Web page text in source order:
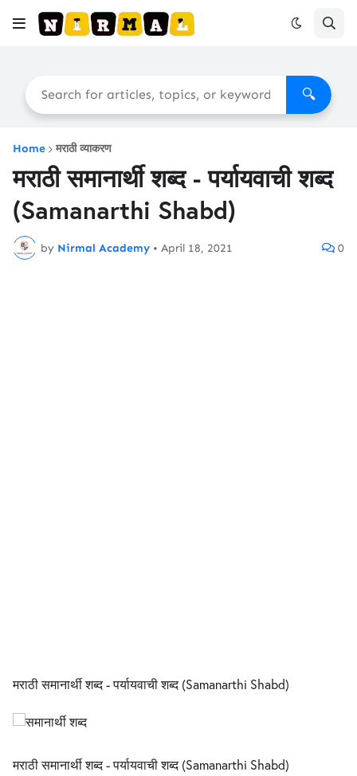
🔍
Home मराठी व्याकरण
मराठी समानार्थी शब्द - पर्यायवाची शब्द
(Samanarthi Shabd)
by Nirmal Academy • April 18, 2021 0
मराठी समानार्थी शब्द - पर्यायवाची शब्द (Samanarthi Shabd)
मराठी समानार्थी शब्द - पर्यायवाची शब्द (Samanarthi Shabd)